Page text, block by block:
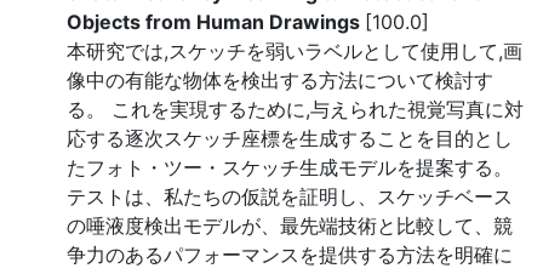
Objects from Human Drawings [100.0]
本研究では,スケッチを弱いラベルとして使用して,画
像中の有能な物体を検出する方法について検討す
る。 これを実現するために,与えられた視覚写真に対
応する逐次スケッチ座標を生成することを目的とし
たフォト・ツー・スケッチ生成モデルを提案する。
テストは、私たちの仮説を証明し、スケッチベース
の唾液度検出モデルが、最先端技術と比較して、競
争力のあるパフォーマンスを提供する方法を明確に